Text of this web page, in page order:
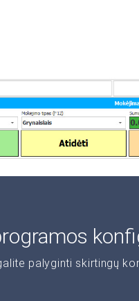
palyginti skirtingų